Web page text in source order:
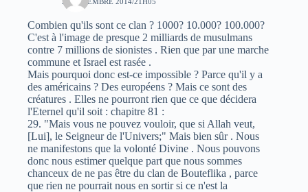
Combien qu'ils sont ce clan ? 1000? 10.000? 100.000?
C'est à l'image de presque 2 milliards de musulmans
contre 7 millions de sionistes . Rien que par une marche
commune et Israel est rasée .
Mais pourquoi donc est-ce impossible ? Parce qu'il y a
des américains ? Des européens ? Mais ce sont des
créatures . Elles ne pourront rien que ce que décidera
l'Eternel qu'il soit : chapitre 81 :
29. "Mais vous ne pouvez vouloir, que si Allah veut,
[Lui], le Seigneur de l'Univers;" Mais bien sûr . Nous
ne manifestons que la volonté Divine . Nous pouvons
donc nous estimer quelque part que nous sommes
chanceux de ne pas être du clan de Bouteflika , parce
que rien ne pourrait nous en sortir si ce n'est la